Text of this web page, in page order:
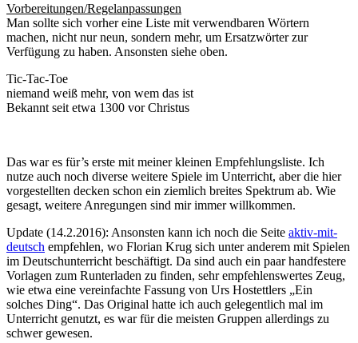
Vorbereitungen/Regelanpassungen
Man sollte sich vorher eine Liste mit verwendbaren Wörtern
machen, nicht nur neun, sondern mehr, um Ersatzwörter zur
Verfügung zu haben. Ansonsten siehe oben.
Tic-Tac-Toe
niemand weiß mehr, von wem das ist
Bekannt seit etwa 1300 vor Christus
Das war es für’s erste mit meiner kleinen Empfehlungsliste. Ich
nutze auch noch diverse weitere Spiele im Unterricht, aber die hier
vorgestellten decken schon ein ziemlich breites Spektrum ab. Wie
gesagt, weitere Anregungen sind mir immer willkommen.
Update (14.2.2016): Ansonsten kann ich noch die Seite aktiv-mit-
deutsch empfehlen, wo Florian Krug sich unter anderem mit Spielen
im Deutschunterricht beschäftigt. Da sind auch ein paar handfestere
Vorlagen zum Runterladen zu finden, sehr empfehlenswertes Zeug,
wie etwa eine vereinfachte Fassung von Urs Hostettlers „Ein
solches Ding“. Das Original hatte ich auch gelegentlich mal im
Unterricht genutzt, es war für die meisten Gruppen allerdings zu
schwer gewesen.